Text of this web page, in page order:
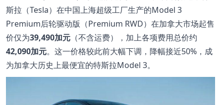
斯拉（Tesla）在中国上海超级工厂生产的Model 3
Premium后轮驱动版（Premium RWD）在加拿大市场起售
价仅为39,490加元 （不含运费），加上各项费用总价约
42,090加元。这一价格较此前大幅下调，降幅接近50%，成
为加拿大历史上最便宜的特斯拉Model 3。